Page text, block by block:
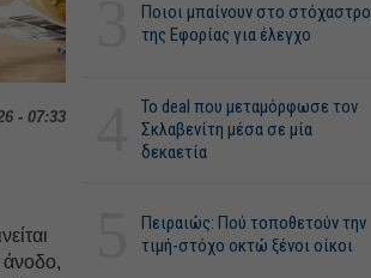
- 07:33
άνοδο,
Ποιοι μπαίνουν στο στόχαστρο
της Εφορίας για έλεγχο
Το deal που μεταμόρφωσε τον
Σκλαβενίτη μέσα σε μία
δεκαετία
Πειραιώς: Πού τοποθετούν την
τιμή-στόχο οκτώ ξένοι οίκοι